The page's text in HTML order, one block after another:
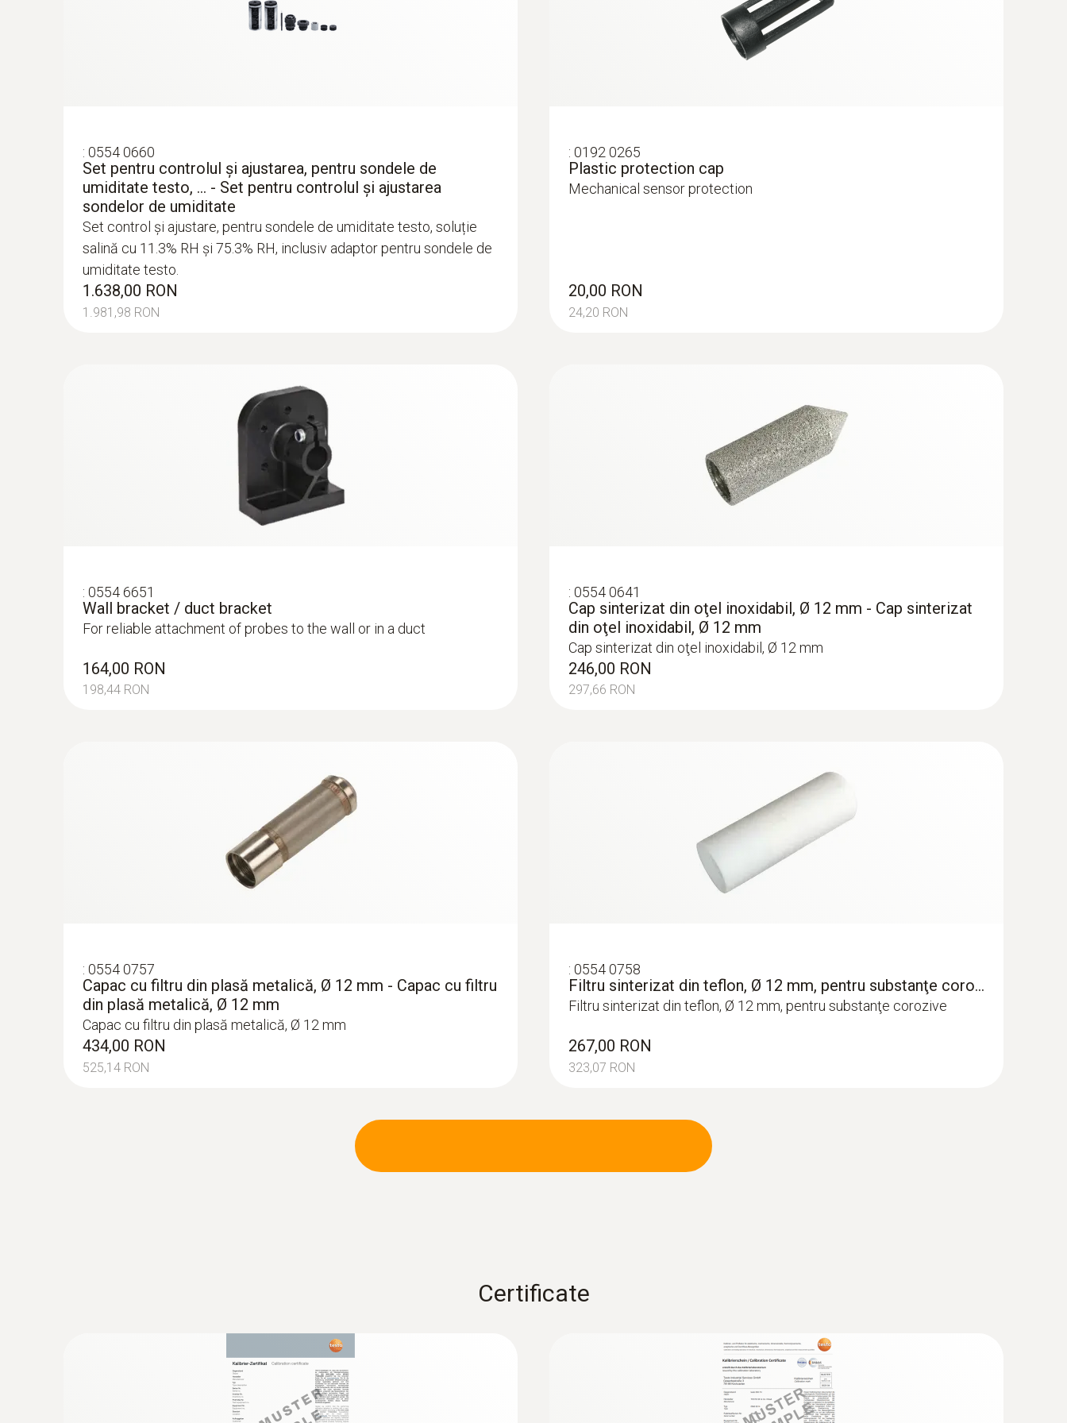
: 0554 0660
Set pentru controlul şi ajustarea, pentru sondele de
umiditate testo, ... - Set pentru controlul şi ajustarea
sondelor de umiditate
Set control şi ajustare, pentru sondele de umiditate testo, soluție
salină cu 11.3% RH şi 75.3% RH, inclusiv adaptor pentru sondele de
umiditate testo.
1.638,00 RON
1.981,98 RON
: 0192 0265
Plastic protection cap
Mechanical sensor protection
20,00 RON
24,20 RON
: 0554 6651
Wall bracket / duct bracket
For reliable attachment of probes to the wall or in a duct
164,00 RON
198,44 RON
: 0554 0641
Cap sinterizat din oţel inoxidabil, Ø 12 mm - Cap sinterizat
din oţel inoxidabil, Ø 12 mm
Cap sinterizat din oţel inoxidabil, Ø 12 mm
246,00 RON
297,66 RON
: 0554 0757
Capac cu filtru din plasă metalică, Ø 12 mm - Capac cu filtru
din plasă metalică, Ø 12 mm
Capac cu filtru din plasă metalică, Ø 12 mm
434,00 RON
525,14 RON
: 0554 0758
Filtru sinterizat din teflon, Ø 12 mm, pentru substanţe coro...
Filtru sinterizat din teflon, Ø 12 mm, pentru substanţe corozive
267,00 RON
323,07 RON
Certificate